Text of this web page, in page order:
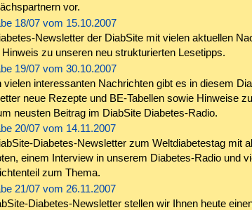
vor.
18/07 vom 15.10.2007
Newsletter der DiabSite mit vielen aktuellen
zu unseren neu strukturierten Lesetipps.
19/07 vom 30.10.2007
vielen interessanten Nachrichten gibt es in diesem
neue Rezepte und BE-Tabellen sowie Hinweise
neusten Beitrag im DiabSite Diabetes-Radio.
20/07 vom 14.11.2007
Diabetes-Newsletter zum Weltdiabetestag mit
einem Interview in unserem Diabetes-Radio und
zum Thema.
21/07 vom 26.11.2007
Diabetes-Newsletter stellen wir Ihnen heute